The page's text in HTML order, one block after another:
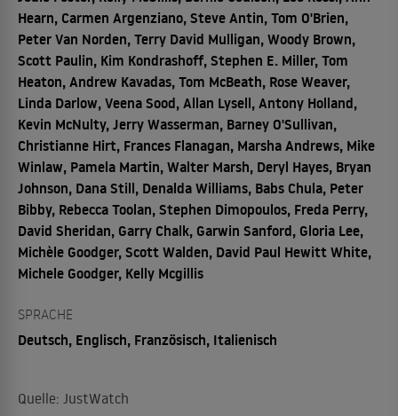
Hearn, Carmen Argenziano, Steve Antin, Tom O'Brien,
Peter Van Norden, Terry David Mulligan, Woody Brown,
Scott Paulin, Kim Kondrashoff, Stephen E. Miller, Tom
Heaton, Andrew Kavadas, Tom McBeath, Rose Weaver,
Linda Darlow, Veena Sood, Allan Lysell, Antony Holland,
Kevin McNulty, Jerry Wasserman, Barney O'Sullivan,
Christianne Hirt, Frances Flanagan, Marsha Andrews, Mike
Winlaw, Pamela Martin, Walter Marsh, Deryl Hayes, Bryan
Johnson, Dana Still, Denalda Williams, Babs Chula, Peter
Bibby, Rebecca Toolan, Stephen Dimopoulos, Freda Perry,
David Sheridan, Garry Chalk, Garwin Sanford, Gloria Lee,
Michèle Goodger, Scott Walden, David Paul Hewitt White,
Michele Goodger, Kelly Mcgillis
SPRACHE
Deutsch, Englisch, Französisch, Italienisch
Quelle: JustWatch